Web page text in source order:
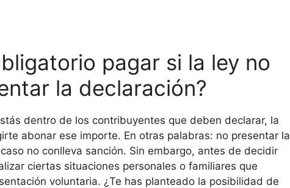
pagar si la ley no
la declaración?
dentro de los contribuyentes que deben declarar, la
abonar ese importe. En otras palabras: no presentar la
no conlleva sanción. Sin embargo, antes de decidir
ciertas situaciones personales o familiares que
voluntaria. ¿Te has planteado la posibilidad de